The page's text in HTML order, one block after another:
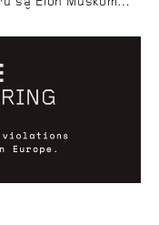
je već uveliko